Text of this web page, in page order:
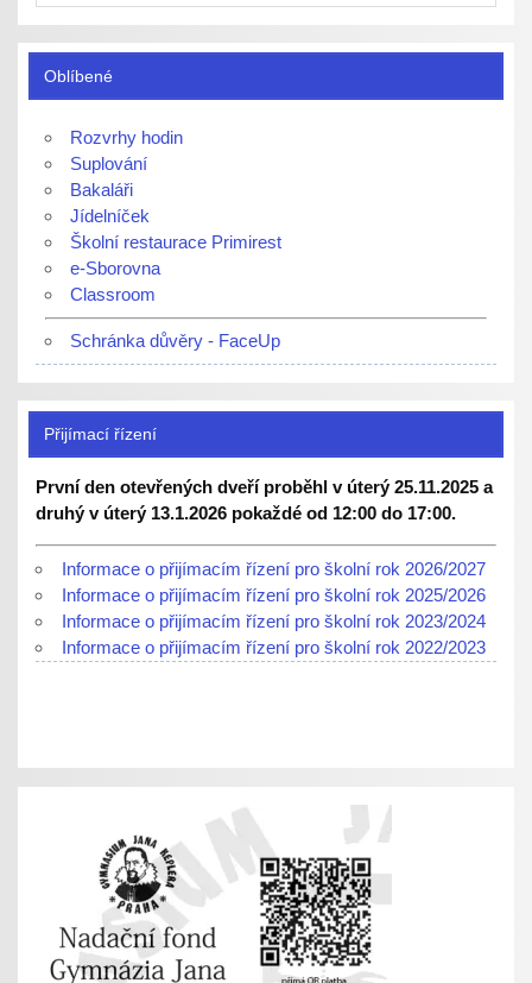
Oblíbené
Rozvrhy hodin
Suplování
Bakaláři
Jídelníček
Školní restaurace Primirest
e-Sborovna
Classroom
Schránka důvěry - FaceUp
Přijímací řízení
První den otevřených dveří proběhl v úterý 25.11.2025 a
druhý v úterý 13.1.2026 pokaždé od 12:00 do 17:00.
Informace o přijímacím řízení pro školní rok 2026/2027
Informace o přijímacím řízení pro školní rok 2025/2026
Informace o přijímacím řízení pro školní rok 2023/2024
Informace o přijímacím řízení pro školní rok 2022/2023